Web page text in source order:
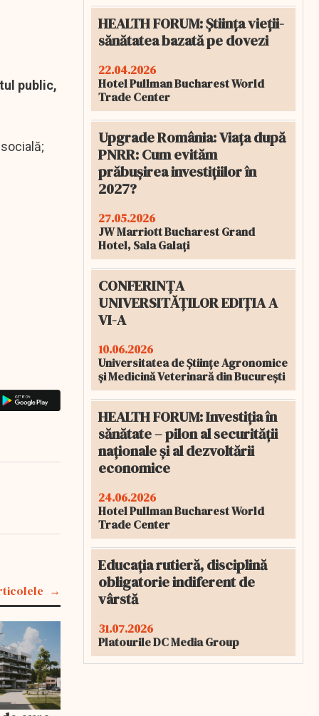
public,
HEALTH FORUM: Știința vieții-
sănătatea bazată pe dovezi
22.04.2026
Hotel Pullman Bucharest World
Trade Center
Upgrade România: Viața după
PNRR: Cum evităm
prăbușirea investițiilor în
2027?
27.05.2026
JW Marriott Bucharest Grand
Hotel, Sala Galați
CONFERINȚA
UNIVERSITĂȚILOR EDIȚIA A
VI-A
10.06.2026
Universitatea de Științe Agronomice
și Medicină Veterinară din București
HEALTH FORUM: Investiția în
sănătate – pilon al securității
naționale și al dezvoltării
economice
24.06.2026
Hotel Pullman Bucharest World
Trade Center
Educația rutieră, disciplină
obligatorie indiferent de
vârstă
31.07.2026
Platourile DC Media Group